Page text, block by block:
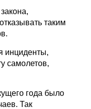
таким
инциденты,
самолетов,
года было
Так